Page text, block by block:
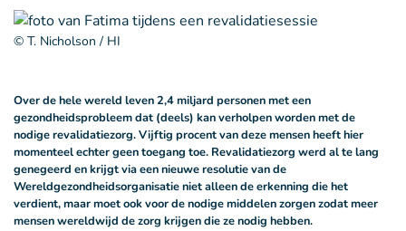
© T. Nicholson / HI
Over de hele wereld leven 2,4 miljard personen met een
gezondheidsprobleem dat (deels) kan verholpen worden met de
nodige revalidatiezorg. Vijftig procent van deze mensen heeft hier
momenteel echter geen toegang toe. Revalidatiezorg werd al te lang
genegeerd en krijgt via een nieuwe resolutie van de
Wereldgezondheidsorganisatie niet alleen de erkenning die het
verdient, maar moet ook voor de nodige middelen zorgen zodat meer
mensen wereldwijd de zorg krijgen die ze nodig hebben.